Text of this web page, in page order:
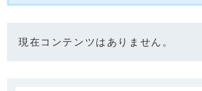
現在コンテンツはありません。